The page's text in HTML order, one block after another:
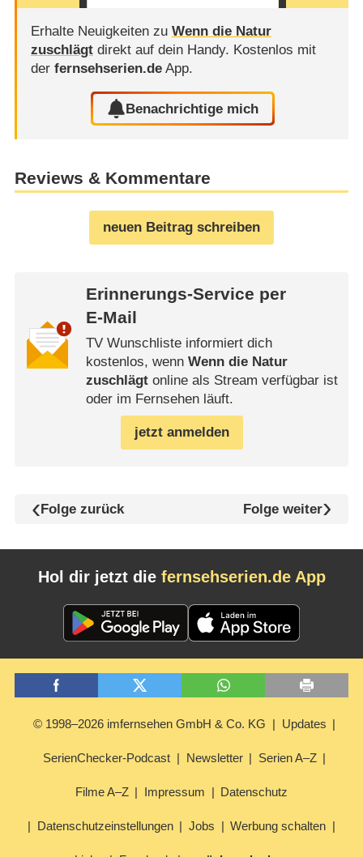
Erhalte Neuigkeiten zu Wenn die Natur
zuschlägtdirekt auf dein Handy. Kostenlos mit
der fernsehserien.deApp.
Benachrichtige mich
Reviews & Kommentare
neuen Beitrag schreiben
Erinnerungs-Service per
E-Mail
TV Wunschliste informiert dich
kostenlos, wenn Wenn die Natur
zuschlägtonline als Stream verfügbar ist
oder im Fernsehen läuft.
jetzt anmelden
Folge zurück Folge weiter
Hol dir jetzt die fernsehserien.de App
© 1998–2026 imfernsehen GmbH & Co. KG Updates
SerienChecker-Podcast Newsletter Serien A–Z
Filme A–Z Impressum Datenschutz
Datenschutzeinstellungen Jobs Werbung schalten